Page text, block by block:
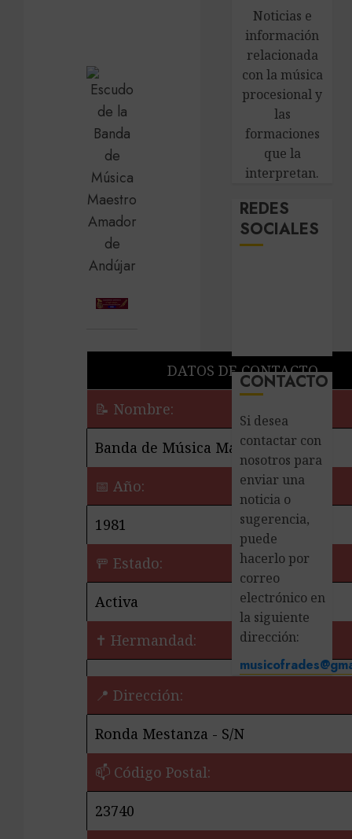
DATOS DE CONTACTO
📝 Nombre:
Banda de Música Maestro Amador
📅 Año:
1981
🚥 Estado:
Activa
✝️ Hermandad:
📍 Dirección:
Ronda Mestanza - S/N
📫 Código Postal:
23740
Noticias e
información
relacionada
con la música
procesional y
las
formaciones
que la
interpretan.
REDES
SOCIALES
CONTACTO
Si desea
contactar con
nosotros para
enviar una
noticia o
sugerencia,
puede
hacerlo por
correo
electrónico en
la siguiente
dirección: